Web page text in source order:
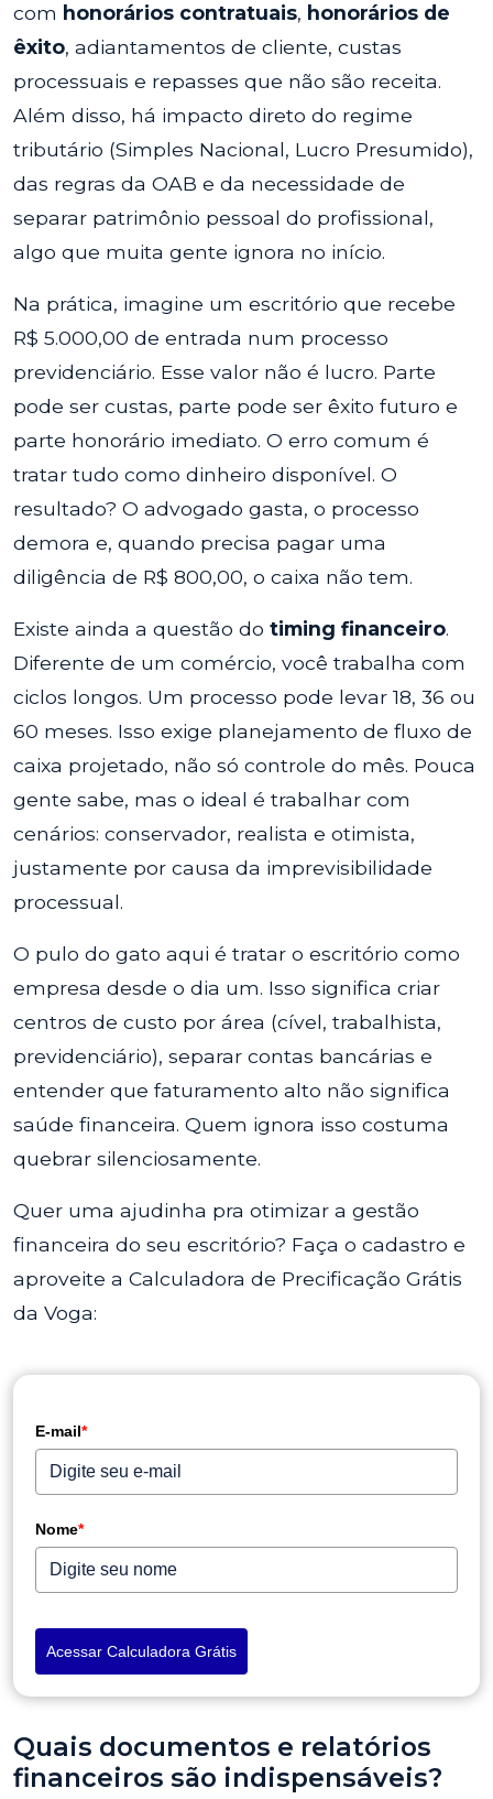
com honorários contratuais, honorários de
êxito, adiantamentos de cliente, custas
processuais e repasses que não são receita.
Além disso, há impacto direto do regime
tributário (Simples Nacional, Lucro Presumido),
das regras da OAB e da necessidade de
separar patrimônio pessoal do profissional,
algo que muita gente ignora no início.
Na prática, imagine um escritório que recebe
R$ 5.000,00 de entrada num processo
previdenciário. Esse valor não é lucro. Parte
pode ser custas, parte pode ser êxito futuro e
parte honorário imediato. O erro comum é
tratar tudo como dinheiro disponível. O
resultado? O advogado gasta, o processo
demora e, quando precisa pagar uma
diligência de R$ 800,00, o caixa não tem.
Existe ainda a questão do timing financeiro.
Diferente de um comércio, você trabalha com
ciclos longos. Um processo pode levar 18, 36 ou
60 meses. Isso exige planejamento de fluxo de
caixa projetado, não só controle do mês. Pouca
gente sabe, mas o ideal é trabalhar com
cenários: conservador, realista e otimista,
justamente por causa da imprevisibilidade
processual.
O pulo do gato aqui é tratar o escritório como
empresa desde o dia um. Isso significa criar
centros de custo por área (cível, trabalhista,
previdenciário), separar contas bancárias e
entender que faturamento alto não significa
saúde financeira. Quem ignora isso costuma
quebrar silenciosamente.
Quer uma ajudinha pra otimizar a gestão
financeira do seu escritório? Faça o cadastro e
aproveite a Calculadora de Precificação Grátis
da Voga:
E-mail*
Nome*
Acessar Calculadora Grátis
Quais documentos e relatórios
financeiros são indispensáveis?